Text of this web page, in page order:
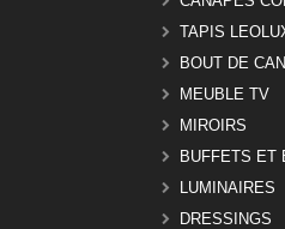
TAPIS
BOUT DE
MEUBLE TV
MIROIRS
BUFFETS ET
LUMINAIRES
DRESSINGS